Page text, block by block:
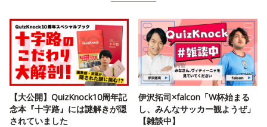
【大公開】QuizKnock10周年記
念本『十字路』には謎解きが隠
されていました
伊沢拓司×falcon「W杯始まる
し、みんなサッカー観ようぜ」
【雑談中】